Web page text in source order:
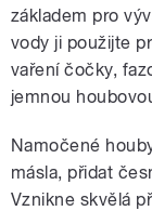
základem pro
vody ji použijte
vaření čočky,
jemnou
Namočené
másla, přidat
Vznikne skvělá